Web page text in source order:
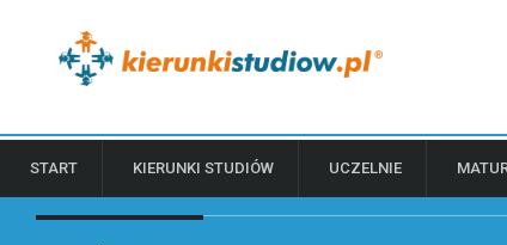
START KIERUNKI STUDIÓW UCZELNIE